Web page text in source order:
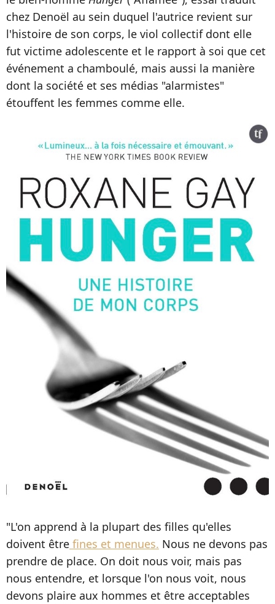
chez Denoël au sein duquel l'autrice revient sur
l'histoire de son corps, le viol collectif dont elle
fut victime adolescente et le rapport à soi que cet
événement a chamboulé, mais aussi la manière
dont la société et ses médias "alarmistes"
étouffent les femmes comme elle.
"L'on apprend à la plupart des filles qu'elles
doivent être fines et menues. Nous ne devons pas
prendre de place. On doit nous voir, mais pas
nous entendre, et lorsque l'on nous voit, nous
devons plaire aux hommes et être acceptables